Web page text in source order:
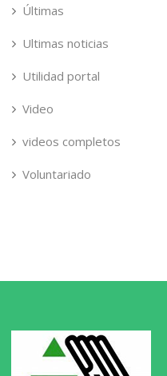
Últimas
Ultimas noticias
Utilidad portal
Video
videos completos
Voluntariado